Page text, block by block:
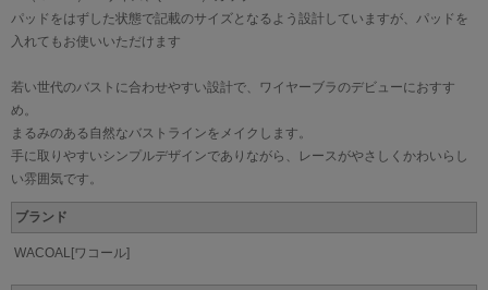
パッドをはずした状態で記載のサイズとなるよう設計していますが、パッドを
入れてもお使いいただけます
若い世代のバストに合わせやすい設計で、ワイヤーブラのデビューにおすす
め。
まるみのある自然なバストラインをメイクします。
手に取りやすいシンプルデザインでありながら、レースがやさしくかわいらし
い雰囲気です。
ブランド
WACOAL[ワコール]